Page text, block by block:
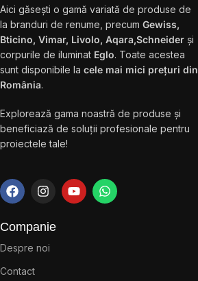
Aici găsești o gamă variată de produse de
la branduri de renume, precum Gewiss,
Bticino, Vimar, Livolo, Aqara,Schneider și
corpurile de iluminat Eglo. Toate acestea
sunt disponibile la cele mai mici prețuri din
România.
Explorează gama noastră de produse și
beneficiază de soluții profesionale pentru
proiectele tale!
Companie
Despre noi
Contact